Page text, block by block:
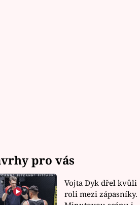
pro vás
Vojta Dyk dřel kvůli
roli mezi zápasníky.